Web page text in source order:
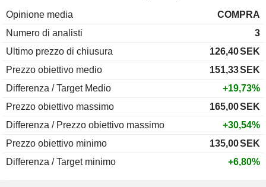
Opinione media
COMPRA
Numero di analisti
3
Ultimo prezzo di chiusura
126,40SEK
Prezzo obiettivo medio
151,33SEK
Differenza / Target Medio
+19,73%
Prezzo obiettivo massimo
165,00SEK
Differenza / Prezzo obiettivo massimo
+30,54%
Prezzo obiettivo minimo
135,00SEK
Differenza / Target minimo
+6,80%